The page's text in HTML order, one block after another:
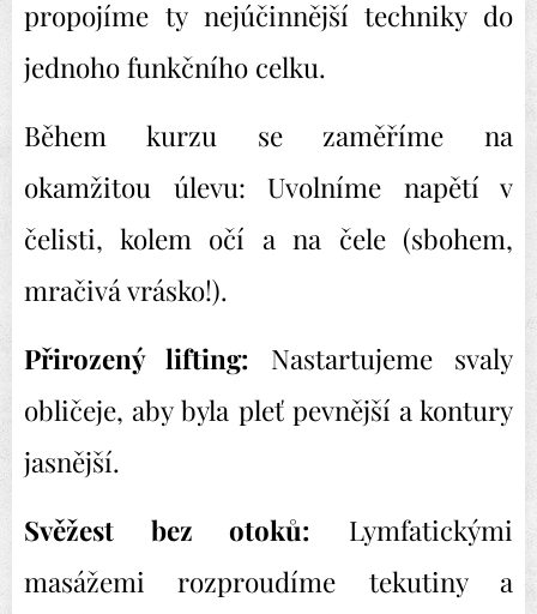
propojíme ty nejúčinnější techniky do
jednoho funkčního celku.
Během kurzu se zaměříme na
okamžitou úlevu: Uvolníme napětí v
čelisti, kolem očí a na čele (sbohem,
mračivá vrásko!).
Přirozený lifting: Nastartujeme svaly
obličeje, aby byla pleť pevnější a kontury
jasnější.
Svěžest bez otoků: Lymfatickými
masážemi rozproudíme tekutiny a